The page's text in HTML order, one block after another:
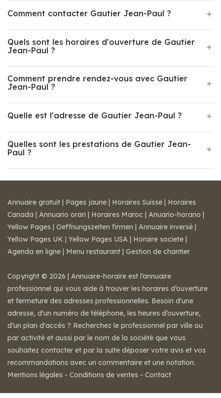
Comment contacter Gautier Jean-Paul ?
Quels sont les horaires d'ouverture de Gautier
Jean-Paul ?
Comment prendre rendez-vous avec Gautier
Jean-Paul ?
Quelle est l'adresse de Gautier Jean-Paul ?
Quelles sont les prestations de Gautier Jean-
Paul ?
Annuaire gratuit | Pages jaune | Horaires Suisse | Horaires
Canada | Annuario orari | Horaires Maroc | Anuario-horario |
Yellow Pages | Oeffnungszeiten firmen | Annuaire inversé |
Yellow Pages UK | Yellow Pages USA | Horaire societe |
Agenda en ligne | Menu restaurant | Gestion de chantier
Copyright © 2026 | Annuaire-horaire est l’annuaire
professionnel qui vous aide à trouver les horaires d’ouverture
et fermeture des adresses professionnelles. Besoin d'une
adresse, d'un numéro de téléphone, les heures d’ouverture,
d’un plan d'accès ? Recherchez le professionnel par ville ou
par activité et aussi par le nom de la société que vous
souhaitez contacter et par la suite déposer votre avis et vos
recommandations avec un commentaire et une notation.
Mentions légales - Conditions de ventes - Contact